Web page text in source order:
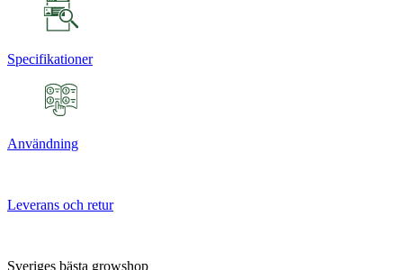
Specifikationer
Användning
Leverans och retur
Sveriges bästa growshop